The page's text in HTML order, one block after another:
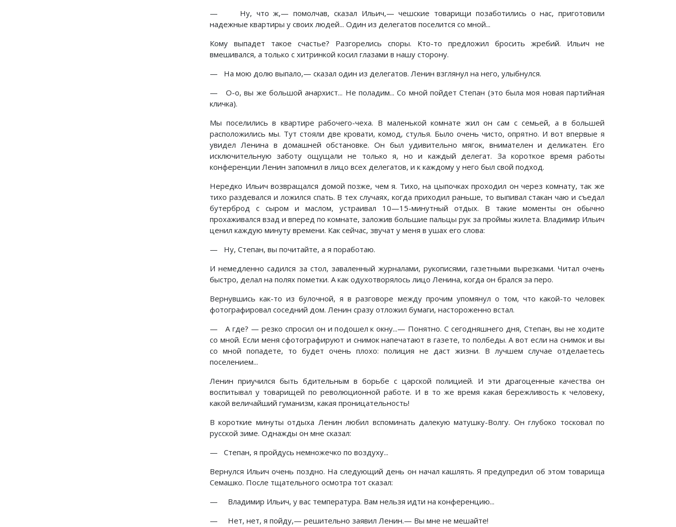
— Ну, что ж,— помолчав, сказал Ильич,— чешские товарищи позаботились о нас, приготовили
надежные квартиры у своих людей... Один из делегатов поселится со мной...
Кому выпадет такое счастье? Разгорелись споры. Кто-то предложил бросить жребий. Ильич не
вмешивался, а только с хитринкой косил глазами в нашу сторону.
— На мою долю выпало,— сказал один из делегатов. Ленин взглянул на него, улыбнулся.
— О-о, вы же большой анархист... Не поладим... Со мной пойдет Степан (это была моя новая партийная
кличка).
Мы поселились в квартире рабочего-чеха. В маленькой комнате жил он сам с семьей, а в большей
расположились мы. Тут стояли две кровати, комод, стулья. Было очень чисто, опрятно. И вот впервые я
увидел Ленина в домашней обстановке. Он был удивительно мягок, внимателен и деликатен. Его
исключительную заботу ощущали не только я, но и каждый делегат. За короткое время работы
конференции Ленин запомнил в лицо всех делегатов, и к каждому у него был свой подход.
Нередко Ильич возвращался домой позже, чем я. Тихо, на цыпочках проходил он через комнату, так же
тихо раздевался и ложился спать. В тех случаях, когда приходил раньше, то выпивал стакан чаю и съедал
бутерброд с сыром и маслом, устраивал 10—15-минутный отдых. В такие моменты он обычно
прохаживался взад и вперед по комнате, заложив большие пальцы рук за проймы жилета. Владимир Ильич
ценил каждую минуту времени. Как сейчас, звучат у меня в ушах его слова:
— Ну, Степан, вы почитайте, а я поработаю.
И немедленно садился за стол, заваленный журналами, рукописями, газетными вырезками. Читал очень
быстро, делал на полях пометки. А как одухотворялось лицо Ленина, когда он брался за перо.
Вернувшись как-то из булочной, я в разговоре между прочим упомянул о том, что какой-то человек
фотографировал соседний дом. Ленин сразу отложил бумаги, настороженно встал.
— А где? — резко спросил он и подошел к окну...— Понятно. С сегодняшнего дня, Степан, вы не ходите
со мной. Если меня сфотографируют и снимок напечатают в газете, то полбеды. А вот если на снимок и вы
со мной попадете, то будет очень плохо: полиция не даст жизни. В лучшем случае отделаетесь
поселением...
Ленин приучился быть бдительным в борьбе с царской полицией. И эти драгоценные качества он
воспитывал у товарищей по революционной работе. И в то же время какая бережливость к человеку,
какой величайший гуманизм, какая проницательность!
В короткие минуты отдыха Ленин любил вспоминать далекую матушку-Волгу. Он глубоко тосковал по
русской зиме. Однажды он мне сказал:
— Степан, я пройдусь немножечко по воздуху...
Вернулся Ильич очень поздно. На следующий день он начал кашлять. Я предупредил об этом товарища
Семашко. После тщательного осмотра тот сказал:
— Владимир Ильич, у вас температура. Вам нельзя идти на конференцию...
— Нет, нет, я пойду,— решительно заявил Ленин.— Вы мне не мешайте!